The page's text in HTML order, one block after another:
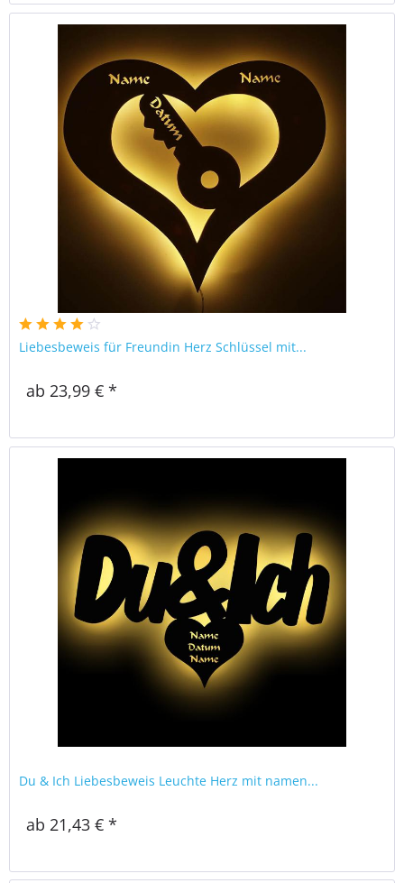
Liebesbeweis für Freundin Herz Schlüssel mit...
ab 23,99 € *
Du & Ich Liebesbeweis Leuchte Herz mit namen...
ab 21,43 € *